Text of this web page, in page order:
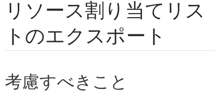
リソース割り当てリス
トのエクスポート
考慮すべきこと